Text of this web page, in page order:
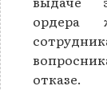
ордера
отказе.